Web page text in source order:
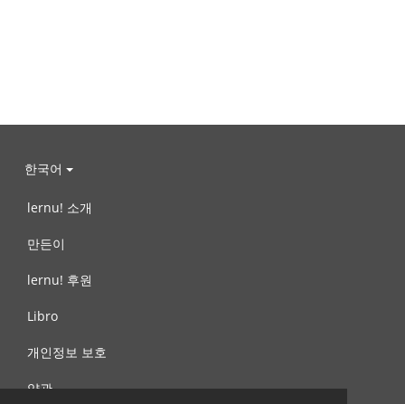
한국어
lernu! 소개
만든이
lernu! 후원
Libro
개인정보 보호
약관